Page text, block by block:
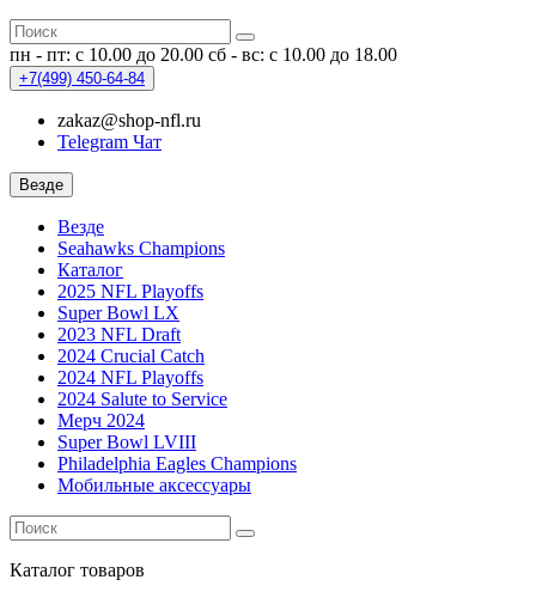
пн - пт: с 10.00 до 20.00 сб - вс: с 10.00 до 18.00
+7(499) 450-64-84
zakaz@shop-nfl.ru
Telegram Чат
Везде
Везде
Seahawks Champions
Каталог
2025 NFL Playoffs
Super Bowl LX
2023 NFL Draft
2024 Crucial Catch
2024 NFL Playoffs
2024 Salute to Service
Мерч 2024
Super Bowl LVIII
Philadelphia Eagles Champions
Мобильные аксессуары
Каталог товаров